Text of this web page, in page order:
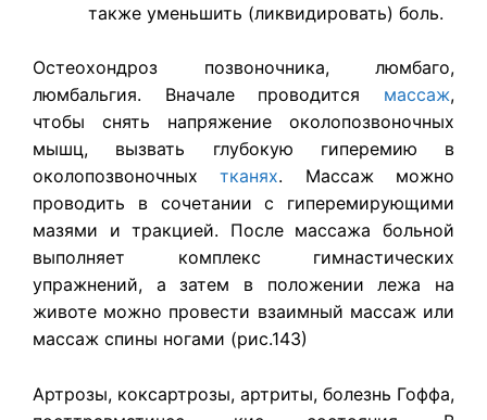
также уменьшить (ликвидировать) боль.
Остеохондроз позвоночника, люмбаго,
люмбальгия. Вначале проводится массаж,
чтобы снять напряжение околопозвоночных
мышц, вызвать глубокую гиперемию в
околопозвоночныхтканях. Массаж можно
проводить в сочетании с гиперемирующими
мазями и тракцией. После массажа больной
выполняет комплекс гимнастических
упражнений, а затем в положении лежа на
животе можно провести взаимный массаж или
массаж спины ногами (рис.143)
Артрозы, коксартрозы, артриты, болезнь Гоффа,